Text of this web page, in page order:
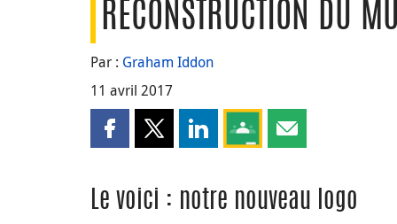
RECONSTRUCTION DU
Par : Graham Iddon
11 avril 2017
Partager cette page sur Facebook
Partager cette page sur X
Partager cette page sur LinkedIn
Partagez cette page sur
Partager cette
Le voici : notre nouveau logo